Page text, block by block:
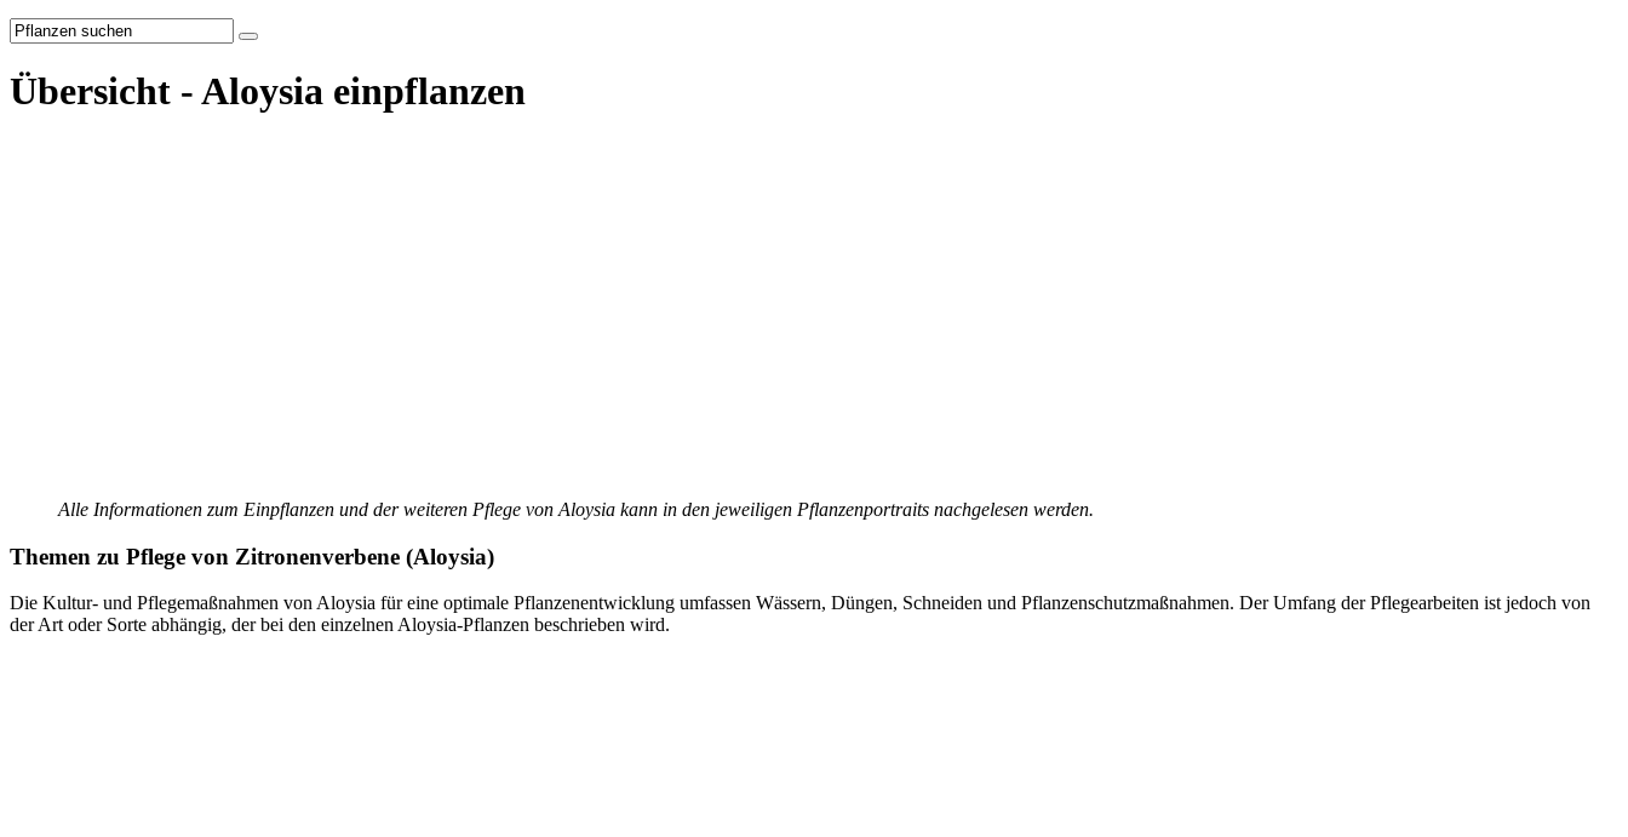
Übersicht - Aloysia einpflanzen
Alle Informationen zum Einpflanzen und der weiteren Pflege von Aloysia kann in den jeweiligen Pflanzenportraits nachgelesen werden.
Themen zu Pflege von Zitronenverbene (Aloysia)
Die Kultur- und Pflegemaßnahmen von Aloysia für eine optimale Pflanzenentwicklung umfassen Wässern, Düngen, Schneiden und Pflanzenschutzmaßnahmen. Der Umfang der Pflegearbeiten ist jedoch von
der Art oder Sorte abhängig, der bei den einzelnen Aloysia-Pflanzen beschrieben wird.